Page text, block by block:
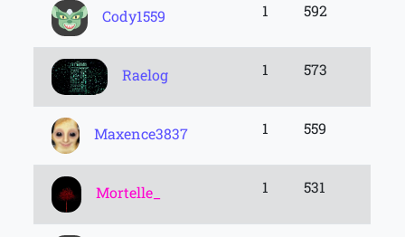
Cody1559 1 592
Raelog 1 573
Maxence3837 1 559
Mortelle_ 1 531